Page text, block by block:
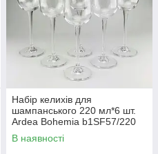
Набір келихів для
шампанського 220 мл*6 шт.
Ardea Bohemia b1SF57/220
В наявності